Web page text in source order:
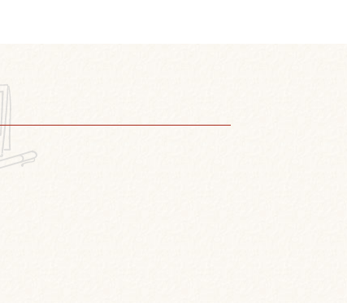
はちみつベリー ¥890 厚釜焼きパンケー
甘酸っぱいベリーベリーのパフェ ¥590 シチリア風ア
ーキのパフェ ¥590 ほろにがフォンダンショコラの